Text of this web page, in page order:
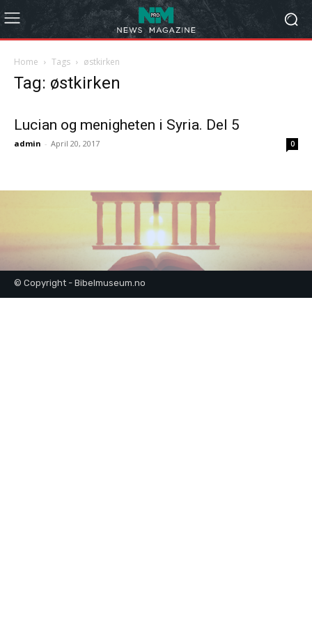
Home Tags østkirken
Tag: østkirken
Lucian og menigheten i Syria. Del 5
admin - April 20, 2017 0
© Copyright - Bibelmuseum.no